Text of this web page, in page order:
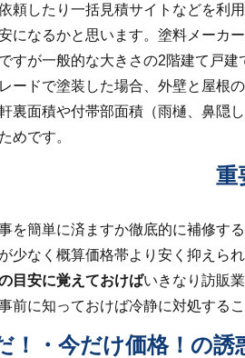
頼したり一括見積サイトなどを利
になるかと思います。塗料メーカ
すが一般的な大きさの2階建て戸
ードで塗装した場合、外壁と屋根
裏面積や付帯部面積（雨樋、鼻隠
めです。
重
を簡単に済ますか徹底的に補修す
少なく概算価格帯より安く抑えら
目安に覚えておけばいきなり訪販
前に知っておけば冷静に対処する
！・今だけ価格！の